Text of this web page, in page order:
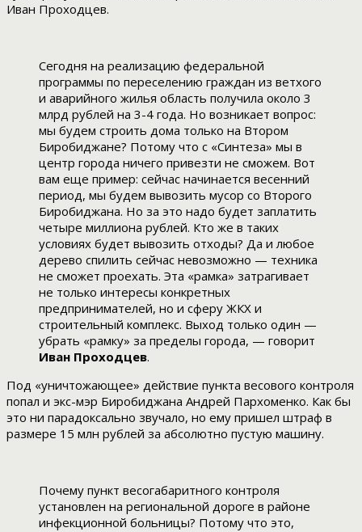
Иван Проходцев.
Сегодня на реализацию федеральной
программы по переселению граждан из ветхого
и аварийного жилья область получила около 3
млрд рублей на 3-4 года. Но возникает вопрос:
мы будем строить дома только на Втором
Биробиджане? Потому что с «Синтеза» мы в
центр города ничего привезти не сможем. Вот
вам еще пример: сейчас начинается весенний
период, мы будем вывозить мусор со Второго
Биробиджана. Но за это надо будет заплатить
четыре миллиона рублей. Кто же в таких
условиях будет вывозить отходы? Да и любое
дерево спилить сейчас невозможно — техника
не сможет проехать. Эта «рамка» затрагивает
не только интересы конкретных
предпринимателей, но и сферу ЖКХ и
строительный комплекс. Выход только один —
убрать «рамку» за пределы города, — говорит
Иван Проходцев.
Под «уничтожающее» действие пункта весового контроля
попал и экс-мэр Биробиджана Андрей Пархоменко. Как бы
это ни парадоксально звучало, но ему пришел штраф в
размере 15 млн рублей за абсолютно пустую машину.
Почему пункт весогабаритного контроля
установлен на региональной дороге в районе
инфекционной больницы? Потому что это,